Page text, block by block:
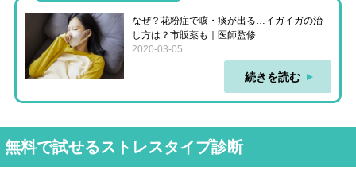
なぜ？花粉症で咳・痰が出る…イガイガの治
し方は？市販薬も｜医師監修
2020-03-05
続きを読む
無料で試せるストレスタイプ診断